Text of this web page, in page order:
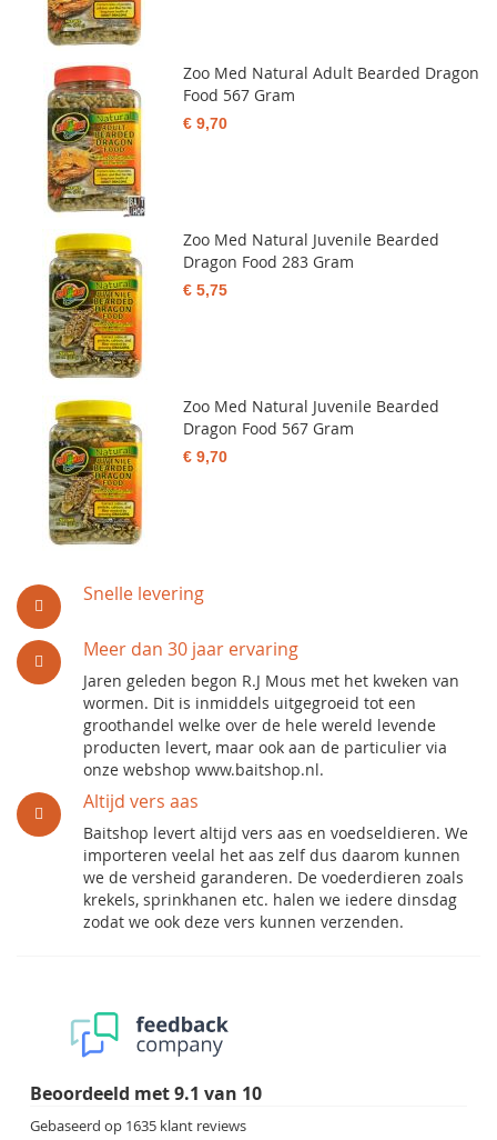
Snelle levering
Meer dan 30 jaar ervaring
Jaren geleden begon R.J Mous met het kweken van
wormen. Dit is inmiddels uitgegroeid tot een
groothandel welke over de hele wereld levende
producten levert, maar ook aan de particulier via
onze webshop www.baitshop.nl.
Altijd vers aas
Baitshop levert altijd vers aas en voedseldieren. We
importeren veelal het aas zelf dus daarom kunnen
we de versheid garanderen. De voederdieren zoals
krekels, sprinkhanen etc. halen we iedere dinsdag
zodat we ook deze vers kunnen verzenden.
Beoordeeld met9.1 van 10
Gebaseerd op 1635 klant reviews
Zoo Med Natural Adult Bearded Dragon
Food 567 Gram
€ 9,70
Zoo Med Natural Juvenile Bearded
Dragon Food 283 Gram
€ 5,75
Zoo Med Natural Juvenile Bearded
Dragon Food 567 Gram
€ 9,70